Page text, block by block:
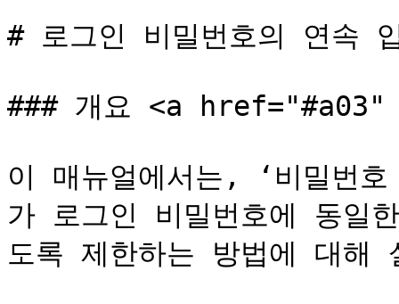
# 로그인 비밀번호의 연속
### 개요 <a
이 매뉴얼에서는, ‘비밀번
가 로그인 비밀번호에 동일
도록 제한하는 방법에 대해